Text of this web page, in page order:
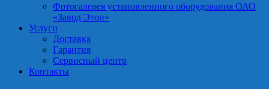
Фотогалерея установленного оборудования ОАО
«Завод Этон»
Услуги
Доставка
Гарантия
Сервисный центр
Контакты